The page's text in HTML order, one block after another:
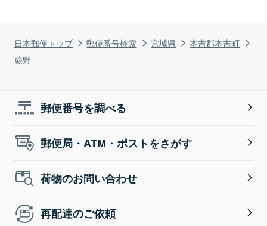
日本郵便トップ 郵便番号検索 宮城県
本吉郡本吉町
蕨野
郵便番号を調べる
郵便局・ATM・ポストをさがす
荷物のお問い合わせ
再配達のご依頼